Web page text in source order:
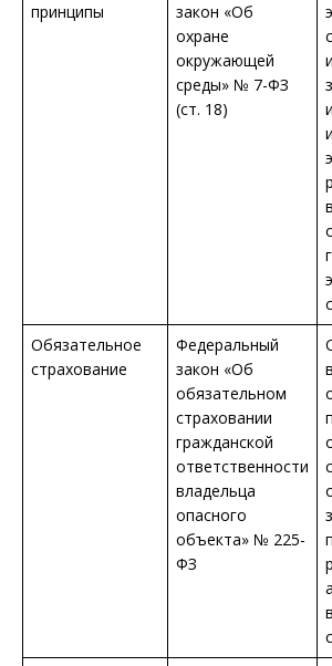
принципы
закон «Об
охране
окружающей
среды» № 7-ФЗ
(ст. 18)
Обязательное
страхование
Федеральный
закон «Об
обязательном
страховании
гражданской
ответственности
владельца
опасного
объекта» № 225-
ФЗ